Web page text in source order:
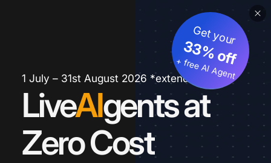
1 July – 31st August 2026 *extended
LiveAIgents at
Zero Cost
Get your
33% off
+ free AI Agent